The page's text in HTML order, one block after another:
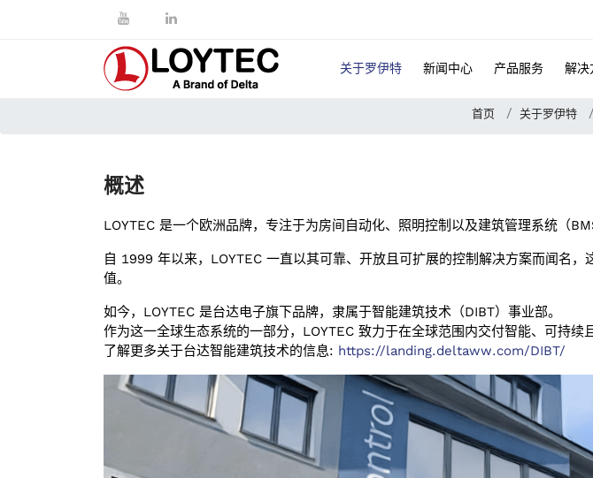
关于罗伊特 新闻中心 产品服务 解决
首页 关于罗伊特
概述
LOYTEC 是一个欧洲品牌，专注于为房间自动化、照明控制以及建筑管理系统（
自 1999 年以来，LOYTEC 一直以其可靠、开放且可扩展的控制解决方案而闻名
值。
如今，LOYTEC 是台达电子旗下品牌，隶属于智能建筑技术（DIBT）事业部。
作为这一全球生态系统的一部分，LOYTEC 致力于在全球范围内交付智能、可持续
了解更多关于台达智能建筑技术的信息: https://landing.deltaww.com/DIBT/